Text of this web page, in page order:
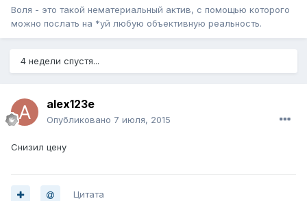
Воля - это такой нематериальный актив, с помощью которого
можно послать на *уй любую объективную реальность.
4 недели спустя...
alex123e
Опубликовано 7 июля, 2015
Снизил цену
Цитата